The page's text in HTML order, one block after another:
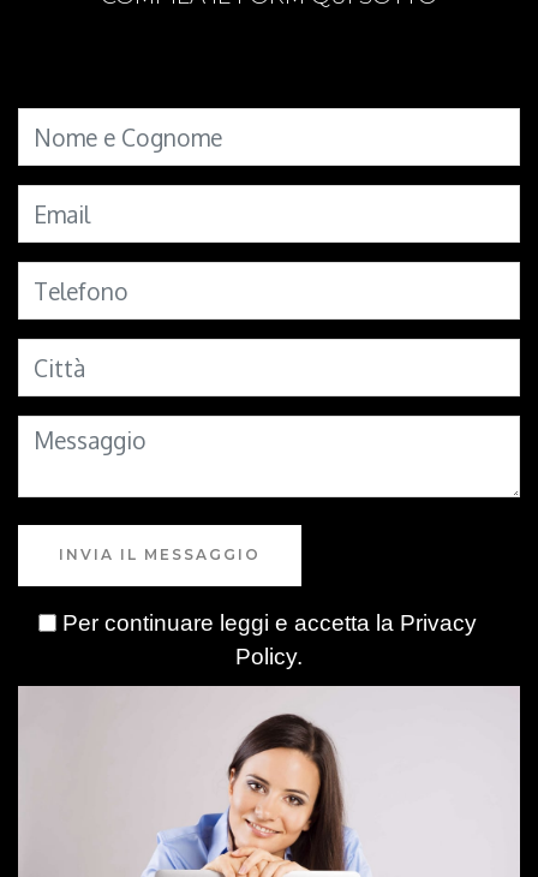
INVIA IL MESSAGGIO
Per continuare leggi e accetta la Privacy
Policy.